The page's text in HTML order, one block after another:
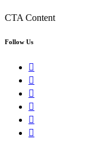
CTA Content
Follow Us